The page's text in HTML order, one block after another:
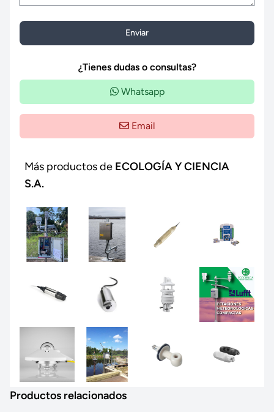
Enviar
¿Tienes dudas o consultas?
Whatsapp
Email
Más productos de ECOLOGÍA Y CIENCIA
S.A.
Productos relacionados